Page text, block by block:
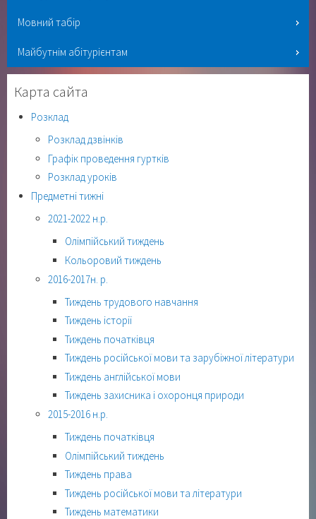
Мовний табір
Майбутнім абітурієнтам
Карта сайта
Розклад
Розклад дзвінків
Графік проведення гуртків
Розклад уроків
Предметні тижні
2021-2022 н.р.
Олімпійський тиждень
Кольоровий тиждень
2016-2017н. р.
Тиждень трудового навчання
Тиждень історії
Тиждень початківця
Тиждень російської мови та зарубіжної літератури
Тиждень англійської мови
Тиждень захисника і охоронця природи
2015-2016 н.р.
Тиждень початківця
Олімпійський тиждень
Тиждень права
Тиждень російської мови та літератури
Тиждень математики